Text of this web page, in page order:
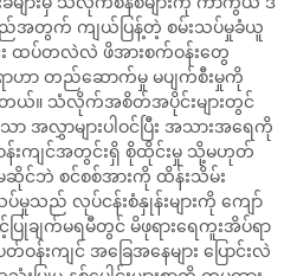
ရည်အတွက် ကျယ်ပြန့်တဲ့ စမ်းသပ်မှုခံယူ
င်း ထပ်တလဲလဲ ဖိအားစက်ဝန်းတွေ
ဟာ တည်ဆောက်မှု မပျက်စီးမှုကို
တယ်။ သံလိုက်အစိတ်အပိုင်းများတွင်
လွှာများပါဝင်ပြီး အသားအရေကို
န်းကျင်အတွင်းရှိ စိုထိုင်းမှု သို့မဟုတ်
မဆိုင်ဘဲ စင်စစ်အားကို ထိန်းသိမ်း
မှုသည် လုပ်ငန်းစံနှုန်းများကို ကျော်
ပြုချက်မရမီတွင် မိဖုရားရေကူးအိပ်ရာ
န်းကျင် အခြေအနေများ ပြောင်းလဲ